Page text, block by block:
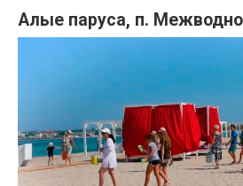
Алые паруса, п.